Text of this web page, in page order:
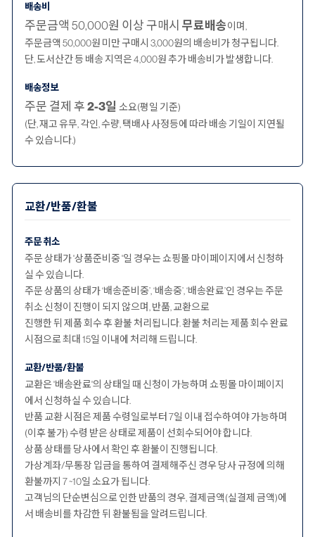
배송비
주문금액 50,000원 이상 구매시 무료배송이며,
주문금액 50,000원 미만 구매시 3,000원의 배송비가 청구됩니다.
단, 도서산간 등 배송 지역은 4,000원 추가 배송비가 발생합니다.
배송정보
주문 결제 후 2-3일 소요(평일 기준)
(단, 재고 유무, 각인, 수량, 택배사 사정등에 따라 배송 기일이 지연될
수 있습니다.)
교환/반품/환불
주문 취소
주문 상태가 '상품준비중 '일 경우는 쇼핑몰 마이페이지에서 신청하
실 수 있습니다.
주문 상품의 상태가 ‘배송준비중’, ‘배송중’, ‘배송완료’인 경우는 주문
취소 신청이 진행이 되지 않으며, 반품, 교환으로
진행한 뒤 제품 회수 후 환불 처리됩니다. 환불 처리는 제품 회수 완료
시점으로 최대 15일 이내에 처리해 드립니다.
교환/반품/환불
교환은 '배송완료'의 상태일 때 신청이 가능하며 쇼핑몰 마이페이지
에서 신청하실 수 있습니다.
반품 교환 시점은 제품 수령일로부터 7일 이내 접수하여야 가능하며
(이후 불가) 수령 받은 상태로 제품이 선회수되어야 합니다.
상품 상태를 당사에서 확인 후 환불이 진행됩니다.
가상계좌/무통장 입금을 통하여 결제해주신 경우 당사 규정에 의해
환불까지 7 ~10일 소요가 됩니다.
고객님의 단순변심으로 인한 반품의 경우, 결제금액(실결제 금액)에
서 배송비를 차감한 뒤 환불됨을 알려드립니다.